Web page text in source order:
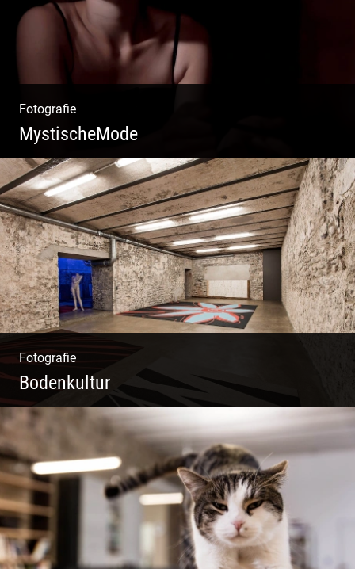
Fotografie
MystischeMode
Mystische Modefotografie
Fotografie
Bodenkultur
Boden & Raumausstattung | Imposantes
Gewölbe | Großzügige Räume | Vintage Stil